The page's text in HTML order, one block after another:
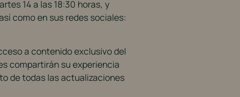
14 a las 18:30 horas, y
como en sus redes sociales:
a contenido exclusivo del
compartirán su experiencia
de todas las actualizaciones